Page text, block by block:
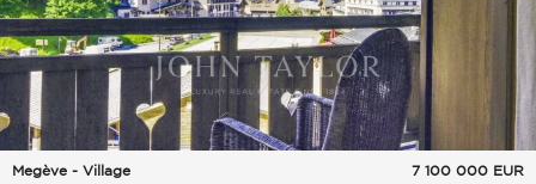
Megève - Village
7 100 000 EUR